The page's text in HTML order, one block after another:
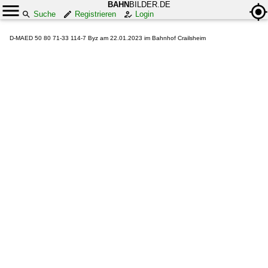
BAHN BILDER.DE
Suche
Registrieren Login
D-MAED 50 80 71-33 114-7 Byz am 22.01.2023 im Bahnhof Crailsheim